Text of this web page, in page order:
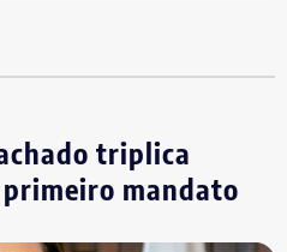
alvo de mandados de
em Organização
do Rio.
triplica
mandato